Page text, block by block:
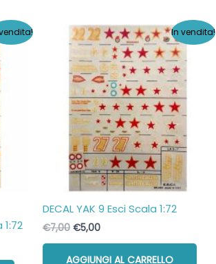
1:72
In vendita!
DECAL YAK 9 Esci Scala 1:72
€7,00 Il
€5,00Il
AGGIUNGI AL CARRELLO